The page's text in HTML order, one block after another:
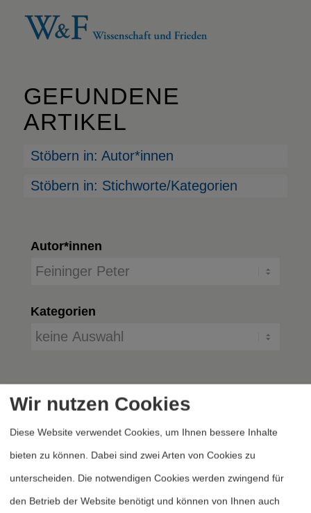
GEFUNDENE
ARTIKEL
Stöbern in: Autor*innen
Stöbern in: Stichworte/Kategorien
Autor*innen
Kategorien
Heftarchiv
Wir nutzen Cookies
Diese Website verwendet Cookies, um Ihnen bessere Inhalte
bieten zu können. Dabei sind zwei Arten von Cookies zu
unterscheiden. Die notwendigen Cookies werden zwingend für
den Betrieb der Website benötigt und können von Ihnen auch